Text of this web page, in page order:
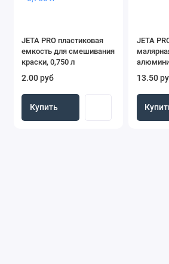
JETA PRO пластиковая
емкость для смешивания
краски, 0,750 л
2.00 руб
Купить
JETA
шкалы:
13.50